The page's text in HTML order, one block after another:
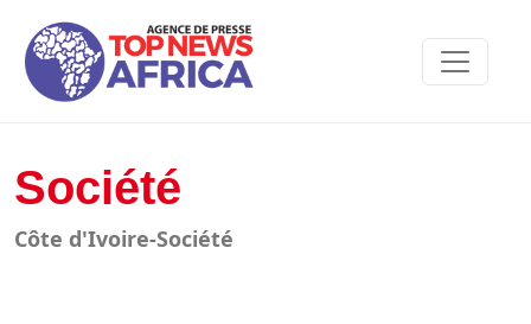
Société
Côte d'Ivoire-Société